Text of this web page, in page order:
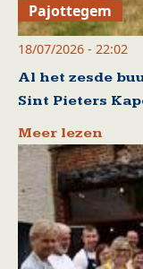
Pajottegem
18/07/2026 - 22:02
Al het zesde
Sint Pieters
Meer lezen